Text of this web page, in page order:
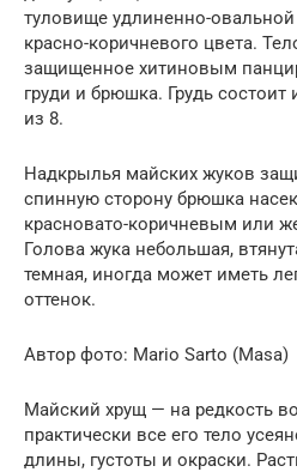
туловище удлиненно-
красно-коричневого цвета.
защищенное хитиновым
груди и брюшка. Грудь
из 8.
Надкрылья майских жуков
спинную сторону брюшка
красновато-коричневым или
Голова жука небольшая,
темная, иногда может иметь
оттенок.
Автор фото: Mario Sarto (Masa)
Майский хрущ — на редкость
практически все его тело
длины, густоты и окраски.